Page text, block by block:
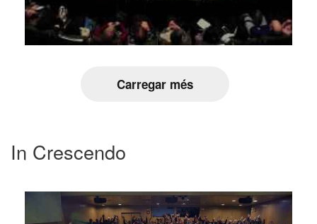
Carregar més
In Crescendo